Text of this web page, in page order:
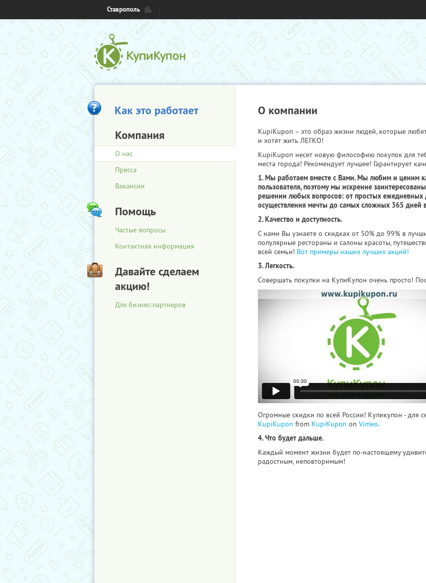
Ставрополь
Как это работает
Компания
О нас
Пресса
Вакансии
Помощь
Частые вопросы
Контактная информация
Давайте сделаем
акцию!
Для бизнес-партнеров
О компании
KupiKupon – это образ жизни людей, которые
и хотят жить ЛЕГКО!
KupiKupon несет новую философию покупок для
места города! Рекомендует лучшее! Гарантирует
1. Мы работаем вместе с Вами. Мы любим и ценим
пользователя, поэтому мы искренне
решении любых вопросов: от простых ежедневных
осуществления мечты до самых сложных 365 дней
2. Качество и доступность.
С нами Вы узнаете о скидках от 50% до 99% в
популярные рестораны и салоны красоты,
всей семьи! Вот примеры наших лучших акций!
3. Легкость.
Совершать покупки на КупиКупон очень просто!
Огромные скидки по всей России! Купикупон - для
KupiKupon from KupiKupon on Vimeo.
4. Что будет дальше.
Каждый момент жизни будет по-настоящему
радостным, неповторимым!